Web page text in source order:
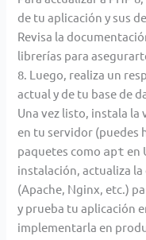
de tu aplicación y sus
Revisa la
librerías para
8. Luego, realiza un
actual y de tu base de
Una vez listo, instala la
en tu servidor (puedes
paquetes como apt en
instalación, actualiza
(Apache, Nginx, etc.)
y prueba tu aplicación
implementarla en